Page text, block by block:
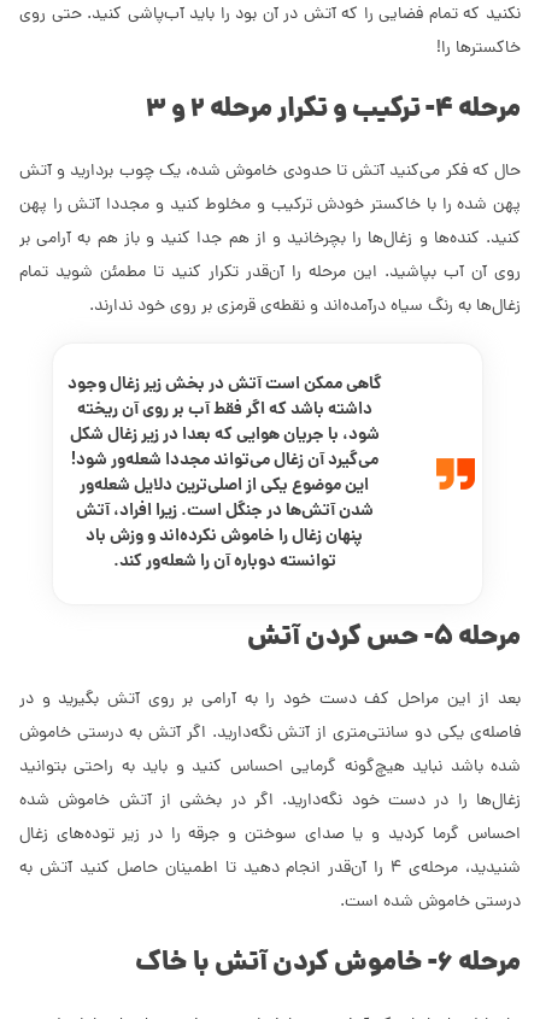
نکنید که تمام فضایی را که آتش در آن بود را باید آب‌پاشی کنید. حتی روی
خاکسترها را!
مرحله 4- ترکیب و تکرار مرحله 2 و 3
حال که فکر می‌کنید آتش تا حدودی خاموش شده، یک چوب بردارید و آتش
پهن شده را با خاکستر خودش ترکیب و مخلوط کنید و مجددا آتش را پهن
کنید. کنده‌ها و زغال‌ها را بچرخانید و از هم جدا کنید و باز هم به آرامی بر
روی آن آب بپاشید. این مرحله را آن‌قدر تکرار کنید تا مطمئن شوید تمام
زغال‌ها به رنگ سیاه درآمده‌اند و نقطه‌ی قرمزی بر روی خود ندارند.
گاهی ممکن است آتش در بخش زیر زغال وجود
داشته باشد که اگر فقط آب بر روی آن ریخته
شود، با جریان هوایی که بعدا در زیر زغال شکل
می‌گیرد آن زغال می‌تواند مجددا شعله‌ور شود!
این موضوع یکی از اصلی‌ترین دلایل شعله‌ور
شدن آتش‌ها در جنگل است. زیرا افراد، آتش
پنهان زغال را خاموش نکرده‌اند و وزش باد
توانسته دوباره آن را شعله‌ور کند.
مرحله 5- حس کردن آتش
بعد از این مراحل کف دست خود را به آرامی بر روی آتش بگیرید و در
فاصله‌ی یکی دو سانتی‌متری از آتش نگه‌دارید. اگر آتش به درستی خاموش
شده باشد نباید هیچ‌گونه گرمایی احساس کنید و باید به راحتی بتوانید
زغال‌ها را در دست خود نگه‌دارید. اگر در بخشی از آتش خاموش شده
احساس گرما کردید و یا صدای سوختن و جرقه را در زیر توده‌های زغال
شنیدید، مرحله‌ی 4 را آن‌قدر انجام دهید تا اطمینان حاصل کنید آتش به
درستی خاموش شده است.
مرحله 6- خاموش کردن آتش با خاک